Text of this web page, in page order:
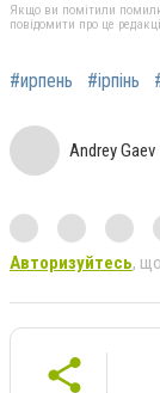
Якщо ви помітили
повідомити про це
#ирпень #ірпінь
Andrey Gaev
Авторизуйтесь,